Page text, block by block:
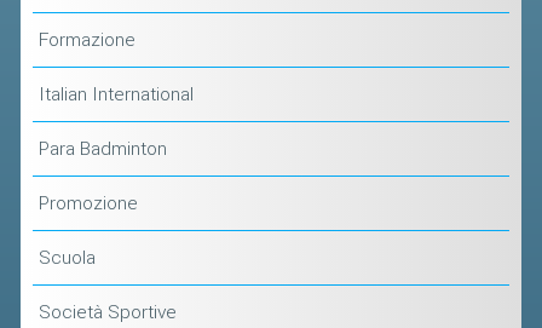
Formazione
Italian International
Para Badminton
Promozione
Scuola
Società Sportive